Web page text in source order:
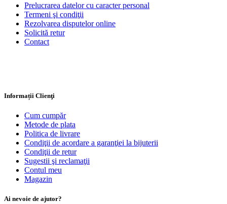
Prelucrarea datelor cu caracter personal
Termeni şi condiţii
Rezolvarea disputelor online
Solicită retur
Contact
Informații Clienţi
Cum cumpăr
Metode de plata
Politica de livrare
Condiţii de acordare a garanţiei la bijuterii
Condiţii de retur
Sugestii şi reclamaţii
Contul meu
Magazin
Ai nevoie de ajutor?